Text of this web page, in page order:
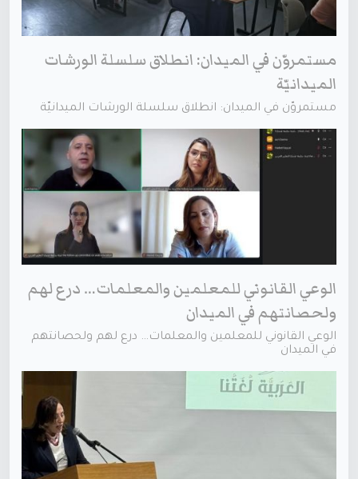
مستمروّن في الميدان: انطلاق سلسلة الورشات
الميدانيّة
مستمروّن في الميدان: انطلاق سلسلة الورشات الميدانيّة
الوعي القانوني للمعلمين والمعلمات… درع لهم
ولحصانتهم في الميدان
الوعي القانوني للمعلمين والمعلمات… درع لهم ولحصانتهم
في الميدان